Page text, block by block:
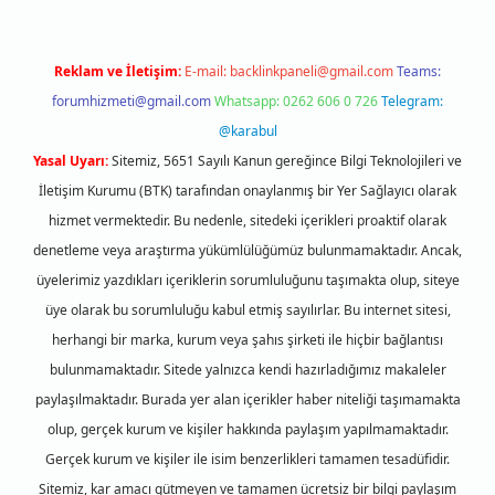
Reklam ve İletişim: E-mail: backlinkpaneli@gmail.comTeams:
forumhizmeti@gmail.comWhatsapp: 0262 606 0 726Telegram:
@karabul
Yasal Uyarı:Sitemiz, 5651 Sayılı Kanun gereğince Bilgi Teknolojileri ve
İletişim Kurumu (BTK) tarafından onaylanmış bir Yer Sağlayıcı olarak
hizmet vermektedir. Bu nedenle, sitedeki içerikleri proaktif olarak
denetleme veya araştırma yükümlülüğümüz bulunmamaktadır. Ancak,
üyelerimiz yazdıkları içeriklerin sorumluluğunu taşımakta olup, siteye
üye olarak bu sorumluluğu kabul etmiş sayılırlar. Bu internet sitesi,
herhangi bir marka, kurum veya şahıs şirketi ile hiçbir bağlantısı
bulunmamaktadır. Sitede yalnızca kendi hazırladığımız makaleler
paylaşılmaktadır. Burada yer alan içerikler haber niteliği taşımamakta
olup, gerçek kurum ve kişiler hakkında paylaşım yapılmamaktadır.
Gerçek kurum ve kişiler ile isim benzerlikleri tamamen tesadüfidir.
Sitemiz, kar amacı gütmeyen ve tamamen ücretsiz bir bilgi paylaşım